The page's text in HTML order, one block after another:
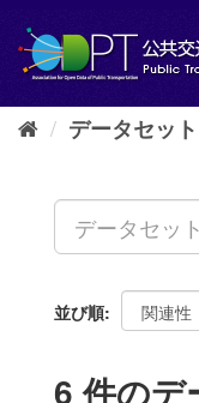
し
データセット
並び順
6 件のデ